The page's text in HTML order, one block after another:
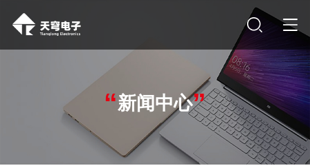
“新闻中心”